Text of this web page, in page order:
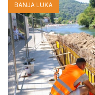
BANJA LUKA